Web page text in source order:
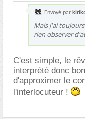
Envoyé par
Mais j'ai
rien observer
C'est simple, le
interprété donc
d'approximer le
l'interlocuteur !